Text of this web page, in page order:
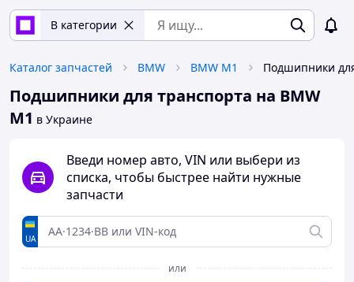
В категории
Каталог запчастей BMW BMW M1
Подшипники для транспорта на BMW
M1 в Украине
Введи номер авто, VIN или выбери из
списка, чтобы быстрее найти нужные
запчасти
UA
или